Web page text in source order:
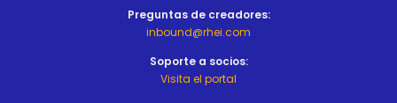
Preguntas de creadores:
inbound@rhei.com
Soporte a socios:
Visita el portal